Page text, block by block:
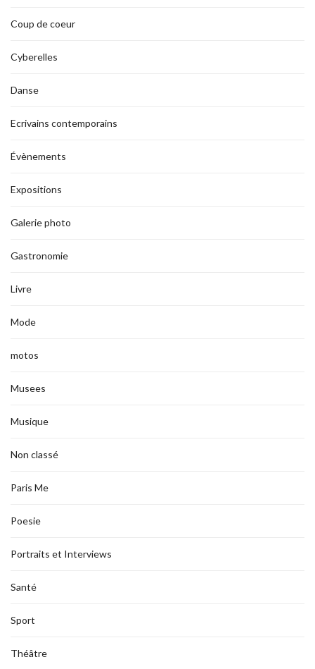
Coup de coeur
Cyberelles
Danse
Ecrivains contemporains
Évènements
Expositions
Galerie photo
Gastronomie
Livre
Mode
motos
Musees
Musique
Non classé
Paris Me
Poesie
Portraits et Interviews
Santé
Sport
Théâtre